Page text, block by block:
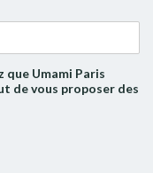
que Umami Paris
de vous proposer des